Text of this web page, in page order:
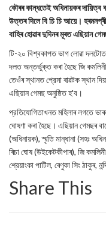
কৌৰৰ কান্ধতেই অধিনায়কৰ দায়িত্ব
উত্তৰ দিলে বি চি চি আয়ে।
বাহিৰ হোৱাৰ দুদিনৰ মূৰত এছিয়ান
টি-২০ বিশ্বকাপত ভাগ লোৱা দলটোত
দলত অন্তর্ভুক্ত কৰা হৈছে জি
তেওঁৰ স্থানত প্রেমা ৰাৱটক স্থান
এছিয়ান গেমছ অনুষ্ঠিত হ'ব।
প্রতিযোগিতাখনত মহিলাৰ লগতে
ঘোষণা কৰা হৈছে। এছিয়ান গেমছৰ
(অধিনায়ক), স্মৃতি মান্ধানা (সহঃ
ৰিচা ঘোষ (উইকেটকীপাৰ), জি কমলিনী
শ্রেয়াংকা পাটিল, ৰেণুকা সিং ঠাকুৰ,
Share This